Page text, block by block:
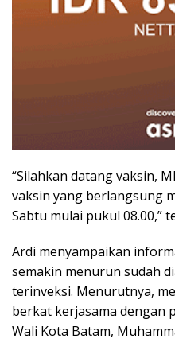
“Silahkan datang vaksin,
vaksin yang berlangsung
Sabtu mulai pukul 08.00,”
Ardi menyampaikan
semakin menurun sudah
terinveksi. Menurutnya,
berkat kerjasama dengan
Wali Kota Batam,